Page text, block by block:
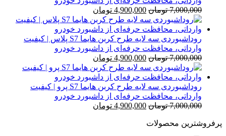
7,000,000 تومان قیمت
اصلی
7,000,000 تومان
بود.
4,900,000 تومان
فعلی
4,900,000 تومان
است.
روداشبوردی سه‌ لایه طرح کربن هایما S7 پلاس | کیفیت
وارداتی، محافظت حرفه‌ای از داشبورد خودرو
7,000,000 تومان قیمت
اصلی
7,000,000 تومان
بود.
4,900,000 تومان
فعلی
4,900,000 تومان
است.
روداشبوردی سه‌ لایه طرح کربن هایما S7 پرو | کیفیت
وارداتی، محافظت حرفه‌ای از داشبورد خودرو
7,000,000 تومان قیمت
4,900,000 تومان
پرفروشترین محصولات